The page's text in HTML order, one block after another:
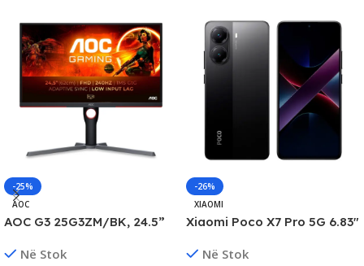
-25%
AOC
AOC G3 25G3ZM/BK, 24.5”
DP/HDMI, New
Në Stok
-26%
XIAOMI
Xiaomi Poco X7 Pro 5G 6.83″
Storage, New
Në Stok